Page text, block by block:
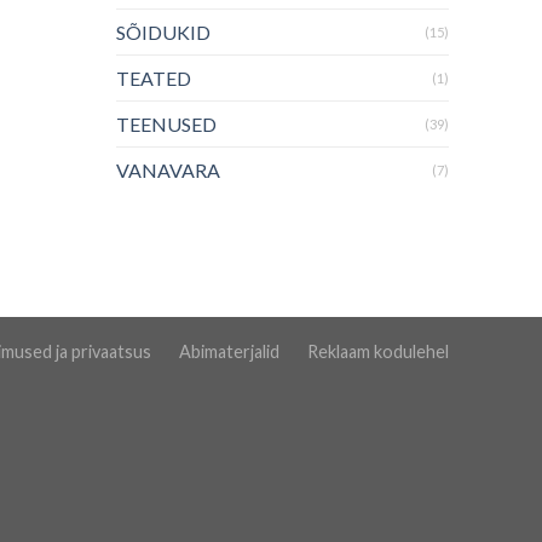
SÕIDUKID (15)
TEATED (1)
TEENUSED (39)
VANAVARA (7)
ja privaatsus Abimaterjalid Reklaam kodulehel